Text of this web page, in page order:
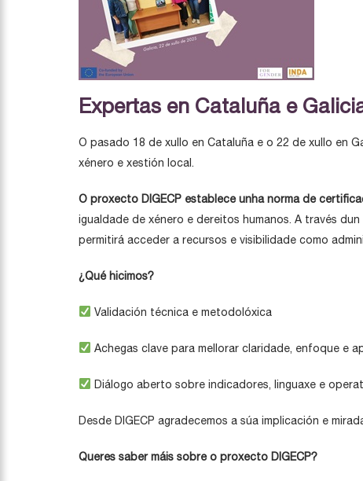
Expertas en Cataluña e
O pasado 18 de xullo en Cataluña e o 22 de xullo en
xénero e xestión local.
O proxecto DIGECP establece unha norma de
igualdade de xénero e dereitos humanos. A través
permitirá acceder a recursos e visibilidade como
¿Qué hicimos?
Validación técnica e metodolóxica
Achegas clave para mellorar claridade, enfoque e
Diálogo aberto sobre indicadores, linguaxe e
Desde DIGECP agradecemos a súa implicación e
Queres saber máis sobre o proxecto DIGECP?